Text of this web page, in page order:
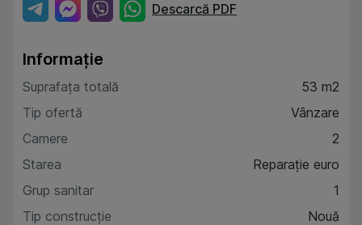
Descarcă PDF
Informație
Suprafața totală
53 m2
Tip ofertă
Vânzare
Camere
2
Starea
Reparație euro
Grup sanitar
1
Tip construcție
Nouă